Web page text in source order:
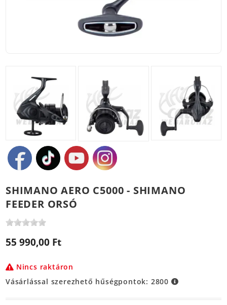
SHIMANO AERO C5000 - SHIMANO
FEEDER ORSÓ
55 990,00 Ft
Nincs raktáron
Vásárlással szerezhető hűségpontok: 2800